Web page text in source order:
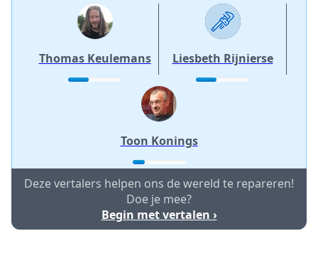
Thomas Keulemans Liesbeth Rijnierse
Toon Konings
Deze vertalers helpen ons de wereld te repareren!
Doe je mee?
Begin met vertalen ›